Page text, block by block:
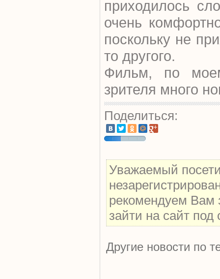
приходилось
очень
поскольку не
то другого.
Фильм, по
зрителя много
Поделиться:
Уважаемый
рекомендуем Вам
зайти на сайт
Другие новости по